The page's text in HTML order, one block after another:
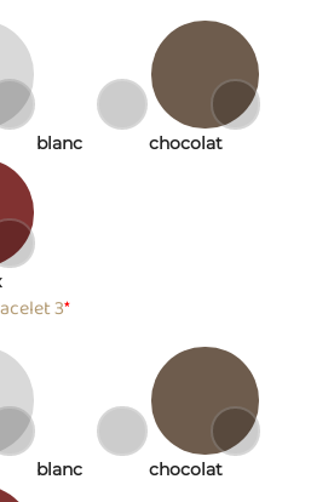
blanc chocolat
*
3
blanc chocolat